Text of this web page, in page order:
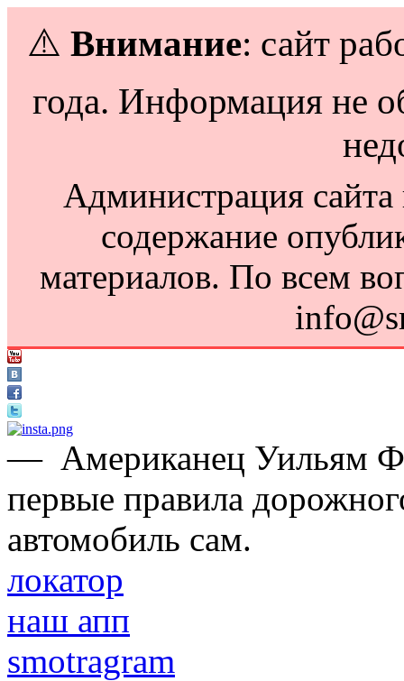
⚠️ Внимание: сайт
года. Информация не
Администрация сайта
содержание
материалов. По всем
— Американец Уильям
первые правила
автомобиль сам.
локатор
наш апп
smotragram